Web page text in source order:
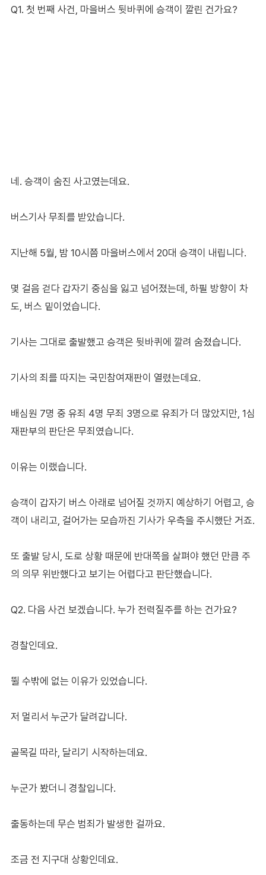
Q1. 첫 번째 사건, 마을버스 뒷바퀴에 승객이 깔린 건가요?
네. 승객이 숨진 사고였는데요.
버스기사 무죄를 받았습니다.
지난해 5월, 밤 10시쯤 마을버스에서 20대 승객이 내립니다.
몇 걸음 걷다 갑자기 중심을 잃고 넘어졌는데, 하필 방향이 차
도, 버스 밑이었습니다.
기사는 그대로 출발했고 승객은 뒷바퀴에 깔려 숨졌습니다.
기사의 죄를 따지는 국민참여재판이 열렸는데요.
배심원 7명 중 유죄 4명 무죄 3명으로 유죄가 더 많았지만, 1심
재판부의 판단은 무죄였습니다.
이유는 이랬습니다.
승객이 갑자기 버스 아래로 넘어질 것까지 예상하기 어렵고, 승
객이 내리고, 걸어가는 모습까진 기사가 우측을 주시했단 거죠.
또 출발 당시, 도로 상황 때문에 반대쪽을 살펴야 했던 만큼 주
의 의무 위반했다고 보기는 어렵다고 판단했습니다.
Q2. 다음 사건 보겠습니다. 누가 전력질주를 하는 건가요?
경찰인데요.
뛸 수밖에 없는 이유가 있었습니다.
저 멀리서 누군가 달려갑니다.
골목길 따라, 달리기 시작하는데요.
누군가 봤더니 경찰입니다.
출동하는데 무슨 범죄가 발생한 걸까요.
조금 전 지구대 상황인데요.